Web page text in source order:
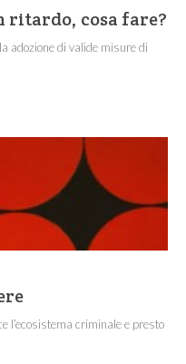
ritardo, cosa fare?
adozione di valide misure di
l’ecosistema criminale e presto